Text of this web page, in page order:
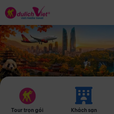
Tour trọn gói Khách sạn